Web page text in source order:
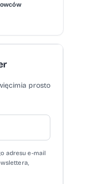
prosto
adresu e-mail